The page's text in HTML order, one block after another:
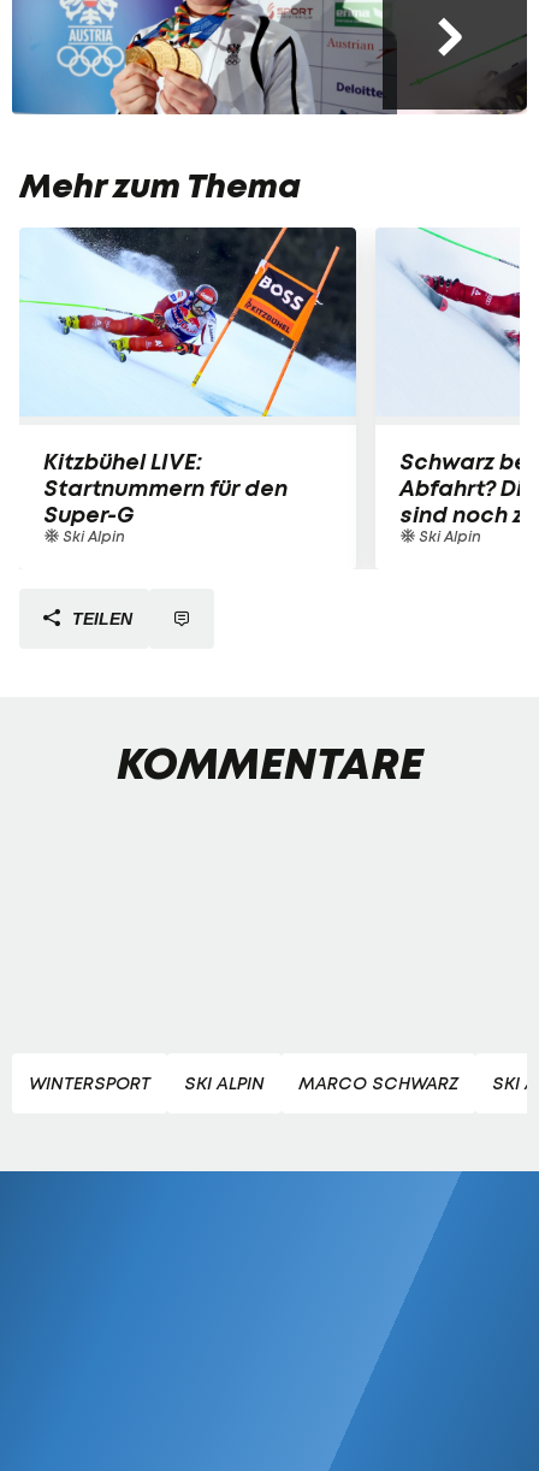
Mehr zum Thema
Kitzbühel LIVE:
Startnummern für den
Super-G
Ski Alpin
Schwarz
Abfahrt?
sind noch
Ski Alpin
TEILEN
KOMMENTARE
WINTERSPORT SKI ALPIN MARCO SCHWARZ SKI